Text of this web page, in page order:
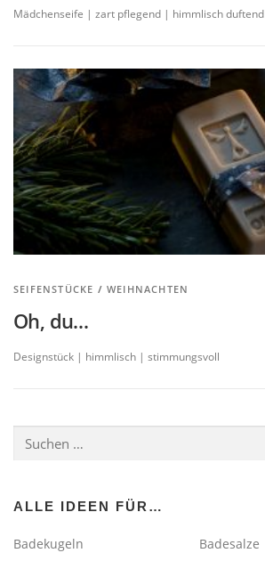
Mädchenseife | zart pflegend | himmlisch duftend
SEIFENSTÜCKE /WEIHNACHTEN
Oh, du…
Designstück | himmlisch | stimmungsvoll
nach:
ALLE IDEEN FÜR…
Badekugeln
Badesalze